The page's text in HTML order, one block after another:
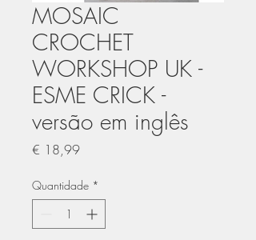
MOSAIC
CROCHET
WORKSHOP UK -
ESME CRICK -
versão em inglês
€ 18,99Preço
Quantidade *